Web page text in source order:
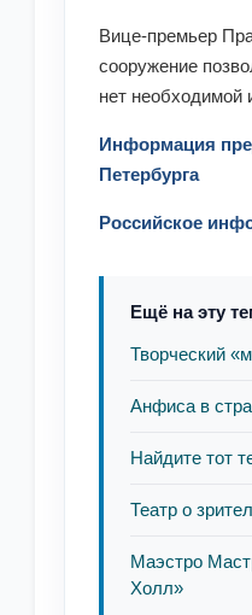
Вице-премьер
сооружение
нет необходимой
Информация
Петербурга
Российское
Ещё на эту
Творческий
Анфиса в
Найдите тот
Театр о
Маэстро
Холл»